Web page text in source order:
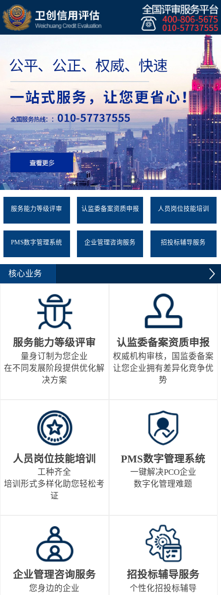
服务能力等级评审 认监委备案资质申报 人员岗位技能培训
PMS数字管理系统 企业管理咨询服务 招投标辅导服务
核心业务
服务能力等级评审
量身订制为您企业
在不同发展阶段提供优化解
决方案
认监委备案资质申报
权威机构审核，国监委备案
让您企业拥有差异化竞争优
势
人员岗位技能培训
工种齐全
培训形式多样化助您轻松考
证
PMS数字管理系统
一键解决PCO企业
数字化管理难题
企业管理咨询服务
您身边的企业
招投标辅导服务
个性化招投标辅导